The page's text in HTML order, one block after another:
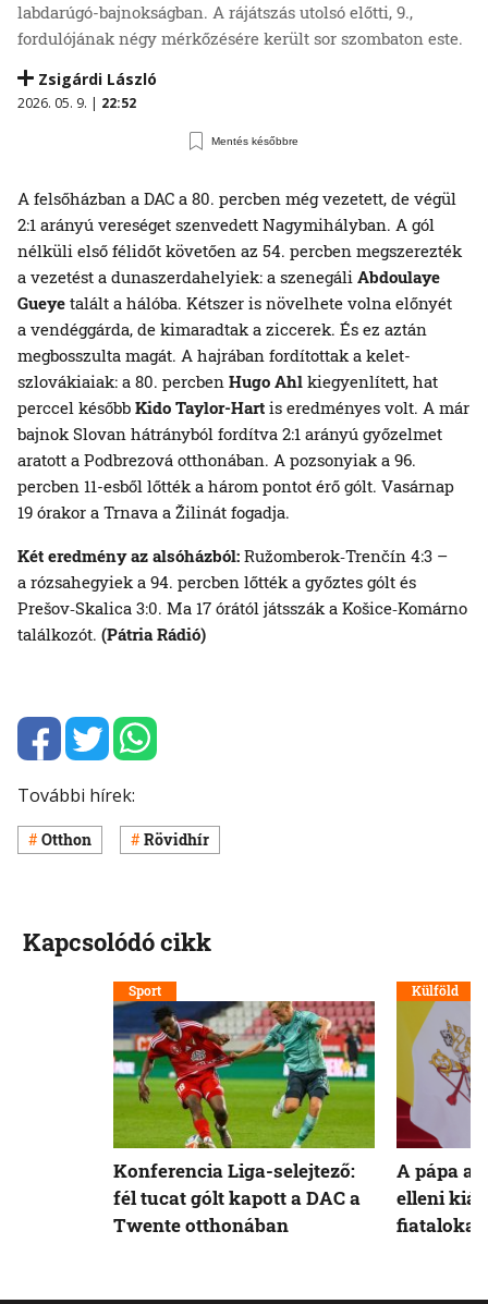
labdarúgó-bajnokságban. A rájátszás utolsó előtti, 9.,
fordulójának négy mérkőzésére került sor szombaton este.
Zsigárdi László
2026. 05. 9. | 22:52
Mentés későbbre
A felsőházban a DAC a 80. percben még vezetett, de végül
2:1 arányú vereséget szenvedett Nagymihályban. A gól
nélküli első félidőt követően az 54. percben megszerezték
a vezetést a dunaszerdahelyiek: a szenegáli Abdoulaye
Gueye talált a hálóba. Kétszer is növelhete volna előnyét
a vendéggárda, de kimaradtak a ziccerek. És ez aztán
megbosszulta magát. A hajrában fordítottak a kelet-
szlovákiaiak: a 80. percben Hugo Ahl kiegyenlített, hat
perccel később Kido Taylor-Hart is eredményes volt. A már
bajnok Slovan hátrányból fordítva 2:1 arányú győzelmet
aratott a Podbrezová otthonában. A pozsonyiak a 96.
percben 11-esből lőtték a három pontot érő gólt. Vasárnap
19 órakor a Trnava a Žilinát fogadja.
Két eredmény az alsóházból: Ružomberok‑Trenčín 4:3 –
a rózsahegyiek a 94. percben lőtték a győztes gólt és
Prešov‑Skalica 3:0. Ma 17 órától játsszák a Košice‑Komárno
találkozót. (Pátria Rádió)
További hírek:
Otthon Rövidhír
Kapcsolódó cikk
Sport
Konferencia Liga-selejtező:
fél tucat gólt kapott a DAC a
Twente otthonában
Külföld
A pápa a
elleni
fiatalokat